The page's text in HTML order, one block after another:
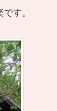
す。